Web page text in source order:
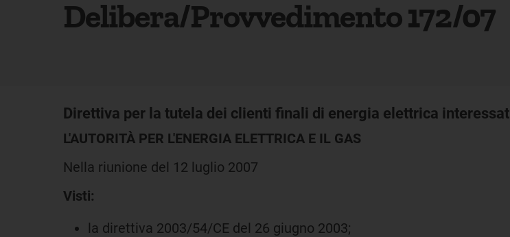
Delibera/Provvedimento 172/07
Direttiva per la tutela dei clienti finali di energia elettrica
L'AUTORITÀ PER L'ENERGIA ELETTRICA E IL GAS
Nella riunione del 12 luglio 2007
Visti:
la direttiva 2003/54/CE del 26 giugno 2003;